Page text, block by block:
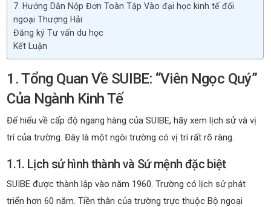
7. Hướng Dẫn Nộp Đơn Toàn Tập Vào đại học kinh tế đối
ngoại Thượng Hải
Đăng ký Tư vấn du học
Kết Luận
1. Tổng Quan Về SUIBE: “Viên Ngọc Quý”
Của Ngành Kinh Tế
Để hiểu về cấp độ ngang hàng của SUIBE, hãy xem lịch sử và vị
trí của trường. Đây là một ngôi trường có vị trí rất rõ ràng.
1.1. Lịch sử hình thành và Sứ mệnh đặc biệt
SUIBE được thành lập vào năm 1960. Trường có lịch sử phát
triển hơn 60 năm. Tiền thân của trường trực thuộc Bộ ngoại